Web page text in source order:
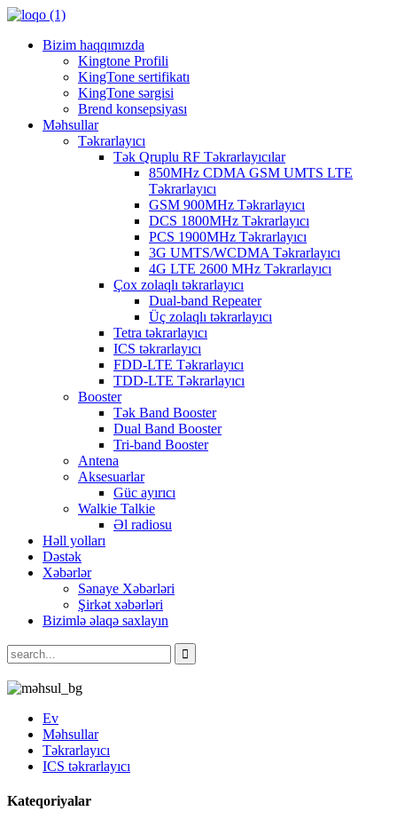
Bizim haqqımızda
Kingtone Profili
KingTone sertifikatı
KingTone sərgisi
Brend konsepsiyası
Məhsullar
Təkrarlayıcı
Tək Qruplu RF Təkrarlayıcılar
850MHz CDMA GSM UMTS LTE
Təkrarlayıcı
GSM 900MHz Təkrarlayıcı
DCS 1800MHz Təkrarlayıcı
PCS 1900MHz Təkrarlayıcı
3G UMTS/WCDMA Təkrarlayıcı
4G LTE 2600 MHz Təkrarlayıcı
Çox zolaqlı təkrarlayıcı
Dual-band Repeater
Üç zolaqlı təkrarlayıcı
Tetra təkrarlayıcı
ICS təkrarlayıcı
FDD-LTE Təkrarlayıcı
TDD-LTE Təkrarlayıcı
Booster
Tək Band Booster
Dual Band Booster
Tri-band Booster
Antena
Aksesuarlar
Güc ayırıcı
Walkie Talkie
Əl radiosu
Həll yolları
Dəstək
Xəbərlər
Sənaye Xəbərləri
Şirkət xəbərləri
Bizimlə əlaqə saxlayın
Ev
Məhsullar
Təkrarlayıcı
ICS təkrarlayıcı
Kateqoriyalar